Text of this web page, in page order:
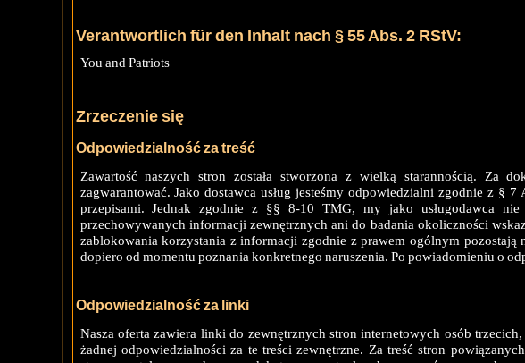
Verantwortlich für den Inhalt nach § 55 Abs. 2 RStV:
You and Patriots
Zrzeczenie się
Odpowiedzialność za treść
Zawartość naszych stron została stworzona z wielką starannością. Za
zagwarantować. Jako dostawca usług jesteśmy odpowiedzialni zgodnie z §
przepisami. Jednak zgodnie z §§ 8-10 TMG, my jako usługodawca
przechowywanych informacji zewnętrznych ani do badania okoliczności
zablokowania korzystania z informacji zgodnie z prawem ogólnym pozostają
dopiero od momentu poznania konkretnego naruszenia. Po powiadomieniu o
Odpowiedzialność za linki
Nasza oferta zawiera linki do zewnętrznych stron internetowych osób
żadnej odpowiedzialności za te treści zewnętrzne. Za treść stron